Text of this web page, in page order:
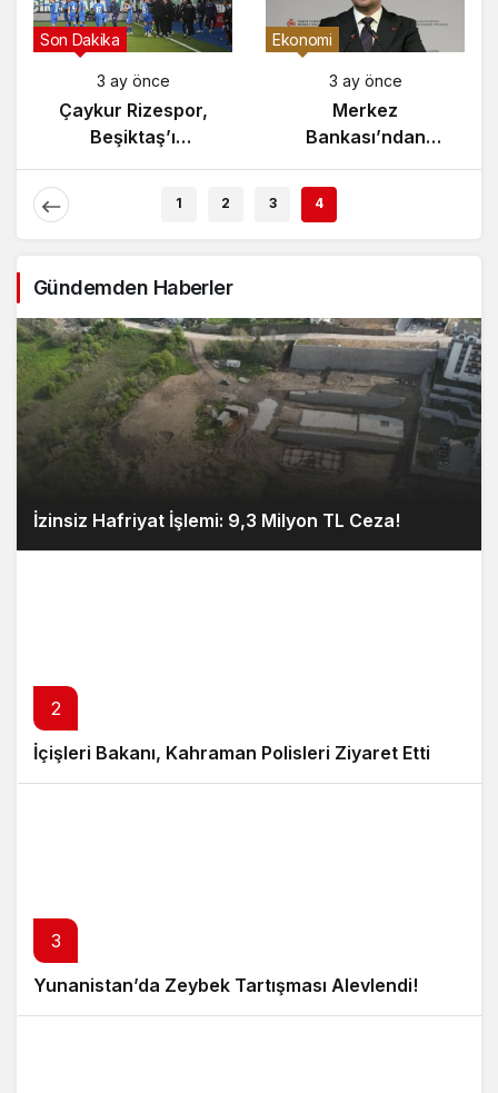
Son Dakika
3 ay önce
Çaykur Rizespor,
Beşiktaş’ı
Ağırlıyor!
Ekonomi
3 ay önce
Merkez
Bankası’ndan
Enflasyon Raporu
Açıklaması
1 2 3 4
Gündemden Haberler
İzinsiz Hafriyat İşlemi: 9,3 Milyon TL Ceza!
2
İçişleri Bakanı, Kahraman Polisleri Ziyaret Etti
3
Yunanistan’da Zeybek Tartışması Alevlendi!